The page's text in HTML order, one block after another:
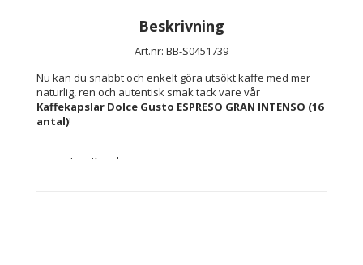
Beskrivning
Art.nr: BB-S0451739
Nu kan du snabbt och enkelt göra utsökt kaffe med mer
Kaffekapslar Dolce Gusto ESPRESO GRAN INTENSO (16
antal)!
Typ: Kapslar